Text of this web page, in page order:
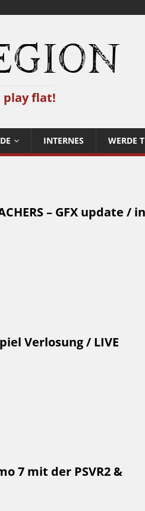
play flat!
INTERNES WERDE
– GFX update /
Verlosung / LIVE
7 mit der PSVR2 &